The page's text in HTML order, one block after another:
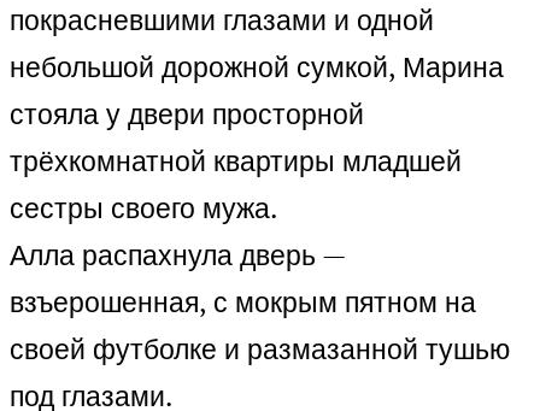
покрасневшими глазами и одной
небольшой дорожной сумкой, Марина
стояла у двери просторной
трёхкомнатной квартиры младшей
сестры своего мужа.
Алла распахнула дверь —
взъерошенная, с мокрым пятном на
своей футболке и размазанной тушью
под глазами.